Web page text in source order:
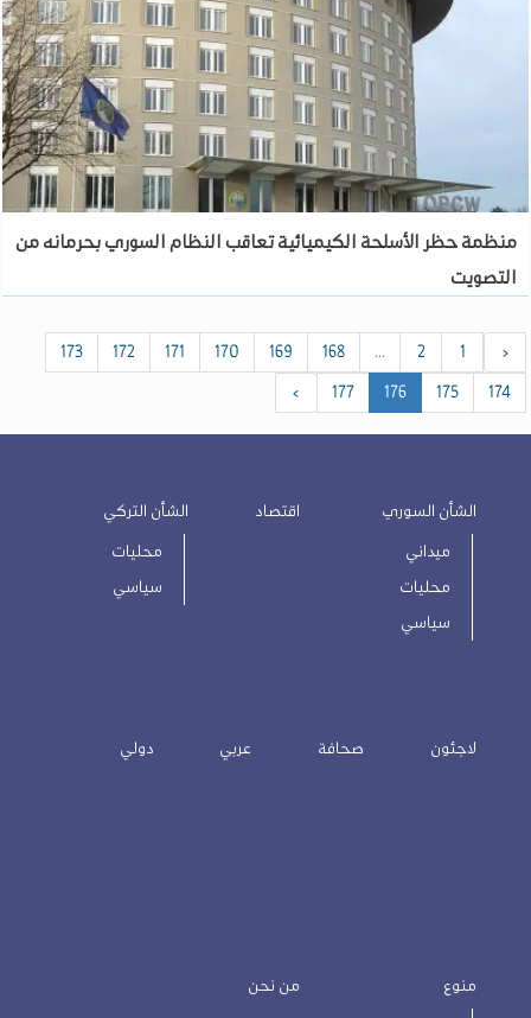
منظمة حظر الأسلحة الكيميائية تعاقب النظام السوري بحرمانه من
التصويت
‹
1
2
...
168
169
170
171
172
173
174
175
176
177
›
الشأن السوري
ميداني
محليات
سياسي
اقتصاد الشأن التركي
محليات
سياسي
لاجئون صحافة عربي دولي
منوع من نحن